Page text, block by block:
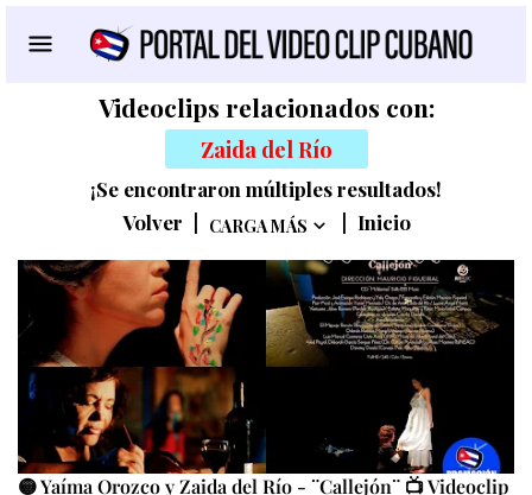
Videoclips relacionados con:
Zaida del Río
¡Se encontraron múltiples resultados!
Volver
CARGA MÁS Inicio
🟡 Yaíma Orozco y Zaida del Río - ¨Callejón¨ 📺 Videoclip